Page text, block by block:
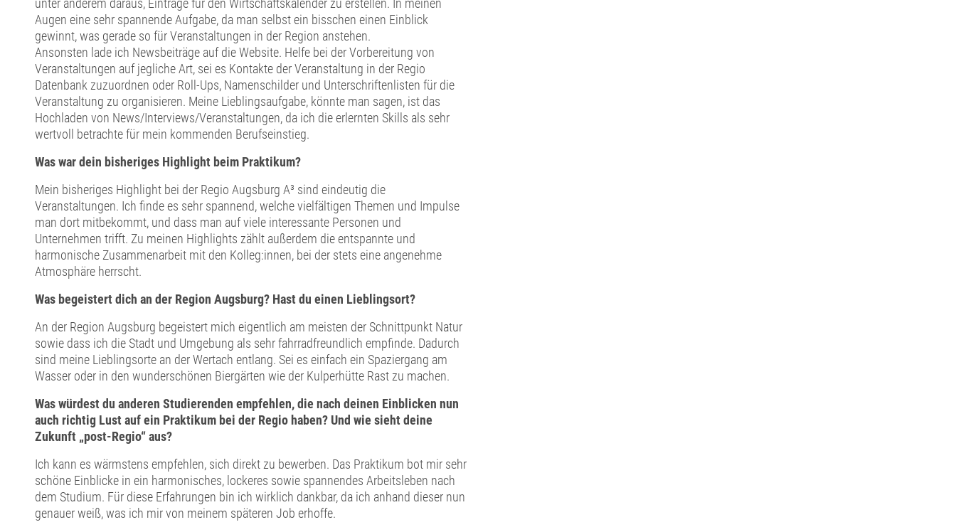
unter anderem daraus, Einträge für den Wirtschaftskalender zu erstellen. In meinen
Augen eine sehr spannende Aufgabe, da man selbst ein bisschen einen Einblick
gewinnt, was gerade so für Veranstaltungen in der Region anstehen.
Ansonsten lade ich Newsbeiträge auf die Website. Helfe bei der Vorbereitung von
Veranstaltungen auf jegliche Art, sei es Kontakte der Veranstaltung in der Regio
Datenbank zuzuordnen oder Roll-Ups, Namenschilder und Unterschriftenlisten für die
Veranstaltung zu organisieren. Meine Lieblingsaufgabe, könnte man sagen, ist das
Hochladen von News/Interviews/Veranstaltungen, da ich die erlernten Skills als sehr
wertvoll betrachte für mein kommenden Berufseinstieg.
Was war dein bisheriges Highlight beim Praktikum?
Mein bisheriges Highlight bei der Regio Augsburg A³ sind eindeutig die
Veranstaltungen. Ich finde es sehr spannend, welche vielfältigen Themen und Impulse
man dort mitbekommt, und dass man auf viele interessante Personen und
Unternehmen trifft. Zu meinen Highlights zählt außerdem die entspannte und
harmonische Zusammenarbeit mit den Kolleg:innen, bei der stets eine angenehme
Atmosphäre herrscht.
Was begeistert dich an der Region Augsburg? Hast du einen Lieblingsort?
An der Region Augsburg begeistert mich eigentlich am meisten der Schnittpunkt Natur
sowie dass ich die Stadt und Umgebung als sehr fahrradfreundlich empfinde. Dadurch
sind meine Lieblingsorte an der Wertach entlang. Sei es einfach ein Spaziergang am
Wasser oder in den wunderschönen Biergärten wie der Kulperhütte Rast zu machen.
Was würdest du anderen Studierenden empfehlen, die nach deinen Einblicken nun
auch richtig Lust auf ein Praktikum bei der Regio haben? Und wie sieht deine
Zukunft „post-Regio“ aus?
Ich kann es wärmstens empfehlen, sich direkt zu bewerben. Das Praktikum bot mir sehr
schöne Einblicke in ein harmonisches, lockeres sowie spannendes Arbeitsleben nach
dem Studium. Für diese Erfahrungen bin ich wirklich dankbar, da ich anhand dieser nun
genauer weiß, was ich mir von meinem späteren Job erhoffe.